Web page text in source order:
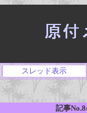
スレッド表示
記事